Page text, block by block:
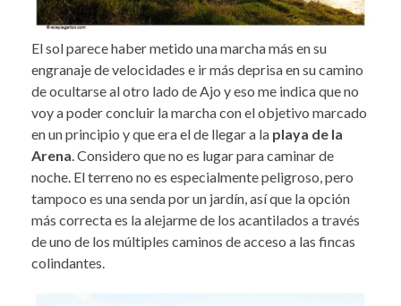
El sol parece haber metido una marcha más en su
engranaje de velocidades e ir más deprisa en su camino
de ocultarse al otro lado de Ajo y eso me indica que no
voy a poder concluir la marcha con el objetivo marcado
en un principio y que era el de llegar a la playa de la
Arena . Considero que no es lugar para caminar de
noche. El terreno no es especialmente peligroso, pero
tampoco es una senda por un jardín, así que la opción
más correcta es la alejarme de los acantilados a través
de uno de los múltiples caminos de acceso a las fincas
colindantes.